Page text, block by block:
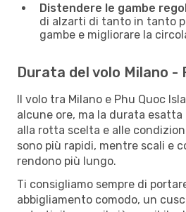
Distendere le gambe
di alzarti di tanto in tanto
gambe e migliorare la
Durata del volo Milano -
Il volo tra Milano e Phu Quoc
alcune ore, ma la durata esatta
alla rotta scelta e alle
sono più rapidi, mentre scali e
rendono più lungo.
Ti consigliamo sempre di
abbigliamento comodo, un